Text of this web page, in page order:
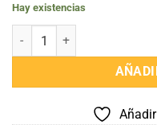
Hay existencias
Juego De Sabanas Infantil